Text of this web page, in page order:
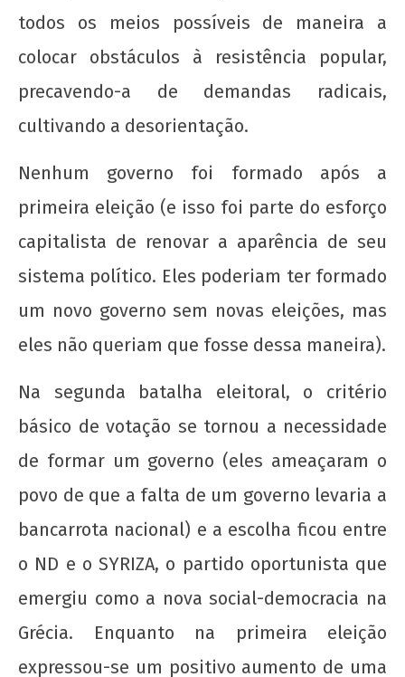
todos os meios possíveis de maneira a
colocar obstáculos à resistência popular,
precavendo-a de demandas radicais,
cultivando a desorientação.
Nenhum governo foi formado após a
primeira eleição (e isso foi parte do esforço
capitalista de renovar a aparência de seu
sistema político. Eles poderiam ter formado
um novo governo sem novas eleições, mas
eles não queriam que fosse dessa maneira).
Na segunda batalha eleitoral, o critério
básico de votação se tornou a necessidade
de formar um governo (eles ameaçaram o
povo de que a falta de um governo levaria a
bancarrota nacional) e a escolha ficou entre
o ND e o SYRIZA, o partido oportunista que
emergiu como a nova social-democracia na
Grécia. Enquanto na primeira eleição
expressou-se um positivo aumento de uma